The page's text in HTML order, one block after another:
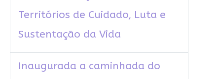
Territórios de Cuidado, Luta e
Sustentação da Vida
Inaugurada a caminhada do